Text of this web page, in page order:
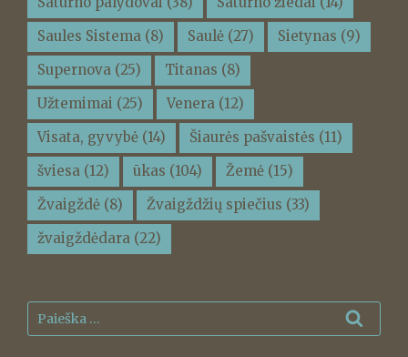
Saules Sistema (8) Saulė (27) Sietynas (9)
Supernova (25) Titanas (8)
Užtemimai (25) Venera (12)
Visata, gyvybė (14) Šiaurės pašvaistės (11)
šviesa (12) ūkas (104) Žemė (15)
Žvaigždė (8) Žvaigždžių spiečius (33)
žvaigždėdara (22)
Ieškoti: